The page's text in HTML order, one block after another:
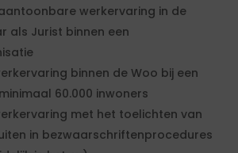
werkervaring in de
als Jurist binnen een
binnen de Woo bij een
60.000 inwoners
met het toelichten van
in bezwaarschriftenprocedures